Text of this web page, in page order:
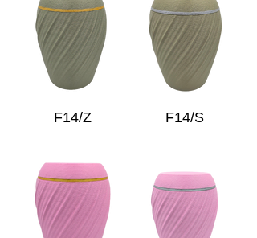
F14/Z F14/S